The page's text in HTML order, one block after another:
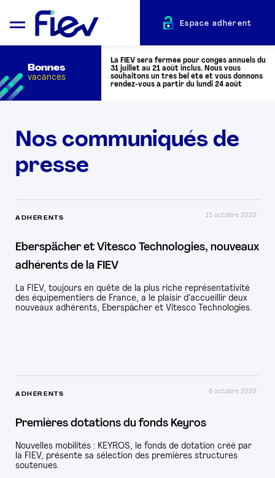
QUI SOMMES-NOUS ?
L’AUTOMOTIVE
ADHÉRENTS
ÉVÉNEMENTS
PRESSE
Espace adhérent
Bonnes
vacances
La FIEV sera fermée pour congés annuels du
31 juillet au 21 août inclus. Nous vous
souhaitons un très bel été et vous donnons
rendez-vous à partir du lundi 24 août
Nos communiqués de
presse
ADHÉRENTS 15 octobre 2020
Eberspächer et Vitesco Technologies, nouveaux
adhérents de la FIEV
La FIEV, toujours en quête de la plus riche représentativité
des équipementiers de France, a le plaisir d’accueillir deux
nouveaux adhérents, Eberspächer et Vitesco Technologies.
ADHÉRENTS 8 octobre 2020
Premières dotations du fonds Keyros
Nouvelles mobilités : KEYROS, le fonds de dotation créé par
la FIEV, présente sa sélection des premières structures
soutenues.